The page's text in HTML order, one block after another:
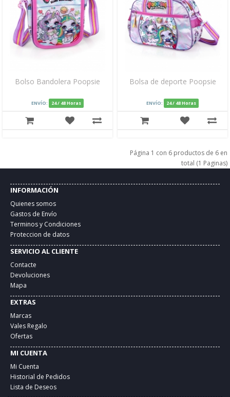
Bolso Bandolera Poopsie
ENVÍO: 24 / 48 Horas
Bolsa de deporte Poopsie
ENVÍO: 24 / 48 Horas
Página 1 con 6 productos de 6 en
total (1 Paginas)
INFORMACIÓN
Quienes somos
Gastos de Envío
Terminos y Condiciones
Proteccion de datos
SERVICIO AL CLIENTE
Contacte
Devoluciones
Mapa
EXTRAS
Marcas
Vales Regalo
Ofertas
MI CUENTA
Mi Cuenta
Historial de Pedidos
Lista de Deseos